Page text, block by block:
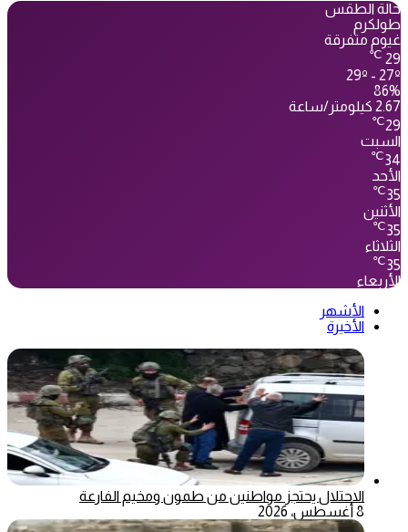
حالة الطقس
طولكرم
غيوم متفرقة
29
℃
29º - 27º
86%
2.67 كيلومتر/ساعة
29
℃
السبت
34
℃
الأحد
35
℃
الأثنين
35
℃
الثلاثاء
35
℃
الأربعاء
الأشهر
الأخيرة
الاحتلال يحتجز مواطنين من طمون ومخيم الفارعة
8 أغسطس، 2026